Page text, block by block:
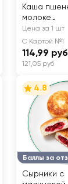
Каша
молоке
НАТУРБУФЕТ
Цена за 1 шт
С Картой №1
114,99 руб
121,05 руб
Баллы за
4.8
Сырники с